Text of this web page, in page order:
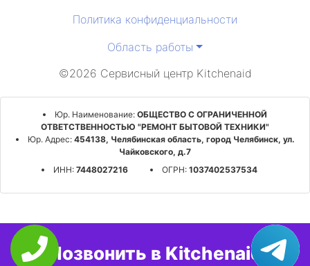
Политика конфиденциальности
Область работы
©2026 Сервисный центр Kitchenaid
Юр. Наименование: ОБЩЕСТВО С ОГРАНИЧЕННОЙ
ОТВЕТСТВЕННОСТЬЮ "РЕМОНТ БЫТОВОЙ ТЕХНИКИ"
Юр. Адрес:454138, Челябинская область, город Челябинск, ул.
Чайковского, д.7
ИНН: 7448027216 ОГРН: 1037402537534
Позвонить в Kitchenaid